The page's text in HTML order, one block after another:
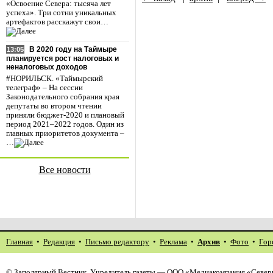
«Освоение Севера: тысяча лет
успеха». Три сотни уникальных
артефактов расскажут свои…
13:05
В 2020 году на Таймыре
планируется рост налоговых и
неналоговых доходов
#НОРИЛЬСК. «Таймырский
телеграф» – На сессии
Законодательного собрания края
депутаты во втором чтении
приняли бюджет-2020 и плановый
период 2021–2022 годов. Один из
главных приоритетов документа –
…
Все новости
Главная • Редакция • Письмо редактору • Реклама • Архив • Фото •